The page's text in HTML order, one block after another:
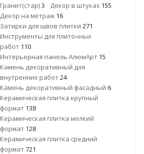
Гранит(стар)3 Декор в штуках 155
Декор на метраж 16
Затирки для швов плитки 271
Инструменты для плиточных
работ 110
Интерьерная панель АлюмАрт 15
Камень декоративный для
внутренних работ24
Камень декоративный фасадный 6
Керамическая плитка крупный
формат 138
Керамическая плитка мелкий
формат 128
Керамическая плитка средний
формат721